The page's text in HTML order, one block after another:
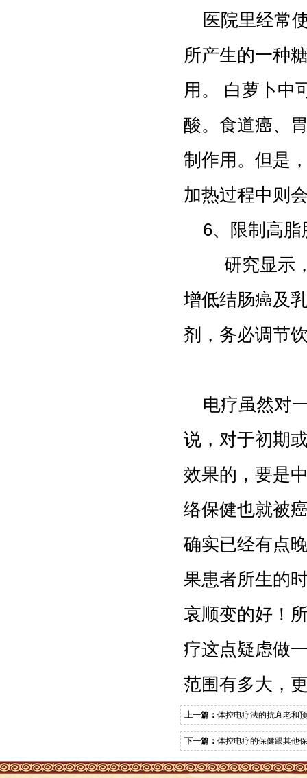
医院里经常
所产生的一种
用。 白萝卜中
酸。食道癌、
制作用。但是
加热过程中则
6、限制高
研究显示，
增低结肠癌及
剂，务必调节
电疗虽然对
说，对于初期
效果的，要是
络保健也就被
确实已经有点
果患者所生的
哀顺变的好！
疗这点疑虑做
范围有多大，
上一篇： 体控电疗法的抗衰老和
下一篇： 体控电疗的保健跟其他